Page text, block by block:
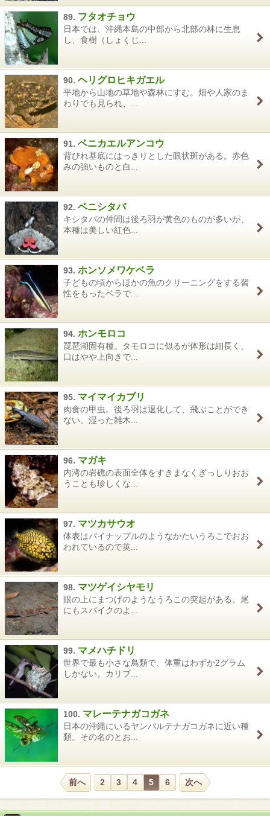
89. フタオチョウ
日本では、沖縄本島の中部から北部の林に生息
し、食樹（しょくじ...
90. ヘリグロヒキガエル
平地から山地の草地や森林にすむ。畑や人家のま
わりでも見られ、...
91. ベニカエルアンコウ
背びれ基底にはっきりとした眼状斑がある。赤色
みの強いものと白...
92. ベニシタバ
キシタバの仲間は後ろ羽が黄色のものが多いが、
本種は美しい紅色...
93. ホンソメワケベラ
子どもの頃からほかの魚のクリーニングをする習
性をもったベラで...
94. ホンモロコ
琵琶湖固有種。タモロコに似るが体形は細長く、
口はやや上向きで...
95. マイマイカブリ
肉食の甲虫。後ろ羽は退化して、飛ぶことができ
ない。湿った雑木...
96. マガキ
内湾の岩礁の表面全体をすきまなくぎっしりおお
うことも珍しくな...
97. マツカサウオ
体表はパイナップルのようなかたいうろこでおお
われているので英...
98. マツゲイシヤモリ
眼の上にまつげのようなうろこの突起がある。尾
にもスパイクのよ...
99. マメハチドリ
世界で最も小さな鳥類で、体重はわずか2グラム
しかない。カリブ...
100. マレーテナガコガネ
日本の沖縄にいるヤンバルテナガコガネに近い種
類。その名のとお...
前へ 2 3 4 5 6 次へ